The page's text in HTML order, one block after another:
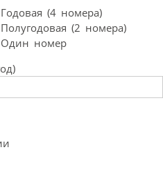
Годовая (4 номера)
Полугодовая (2 номера)
Один номер